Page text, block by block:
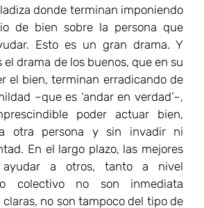
colectivo no son inmediata
no son tampoco del tipo de
hagan sentir bien,
suelen ser el tipo de actitudes
otros individuos –estos también
Tener esto presente es
personalidad atenta a no
arrastrar por deseos y planes
a los demás. Un indicio de esta
en la tendencia a seguir
en donde la ayuda intentada